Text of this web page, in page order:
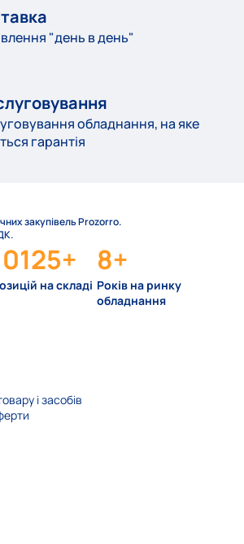
"день в день"
обладнання, на яке
гарантія
закупівель Prozorro.
8+
Років на ринку
обладнання
+
на складі
і засобів